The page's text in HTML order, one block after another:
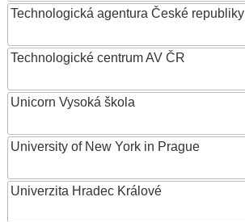
Technologická agentura České republiky
Technologické centrum AV ČR
Unicorn Vysoká škola
University of New York in Prague
Univerzita Hradec Králové